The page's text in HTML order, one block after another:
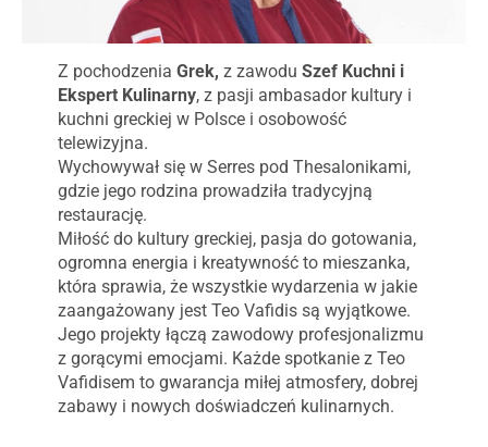
Z pochodzenia Grek, z zawodu Szef Kuchni i
Ekspert Kulinarny, z pasji ambasador kultury i
kuchni greckiej w Polsce i osobowość
telewizyjna.
Wychowywał się w Serres pod Thesalonikami,
gdzie jego rodzina prowadziła tradycyjną
restaurację.
Miłość do kultury greckiej, pasja do gotowania,
ogromna energia i kreatywność to mieszanka,
która sprawia, że wszystkie wydarzenia w jakie
zaangażowany jest Teo Vafidis są wyjątkowe.
Jego projekty łączą zawodowy profesjonalizmu
z gorącymi emocjami. Każde spotkanie z Teo
Vafidisem to gwarancja miłej atmosfery, dobrej
zabawy i nowych doświadczeń kulinarnych.